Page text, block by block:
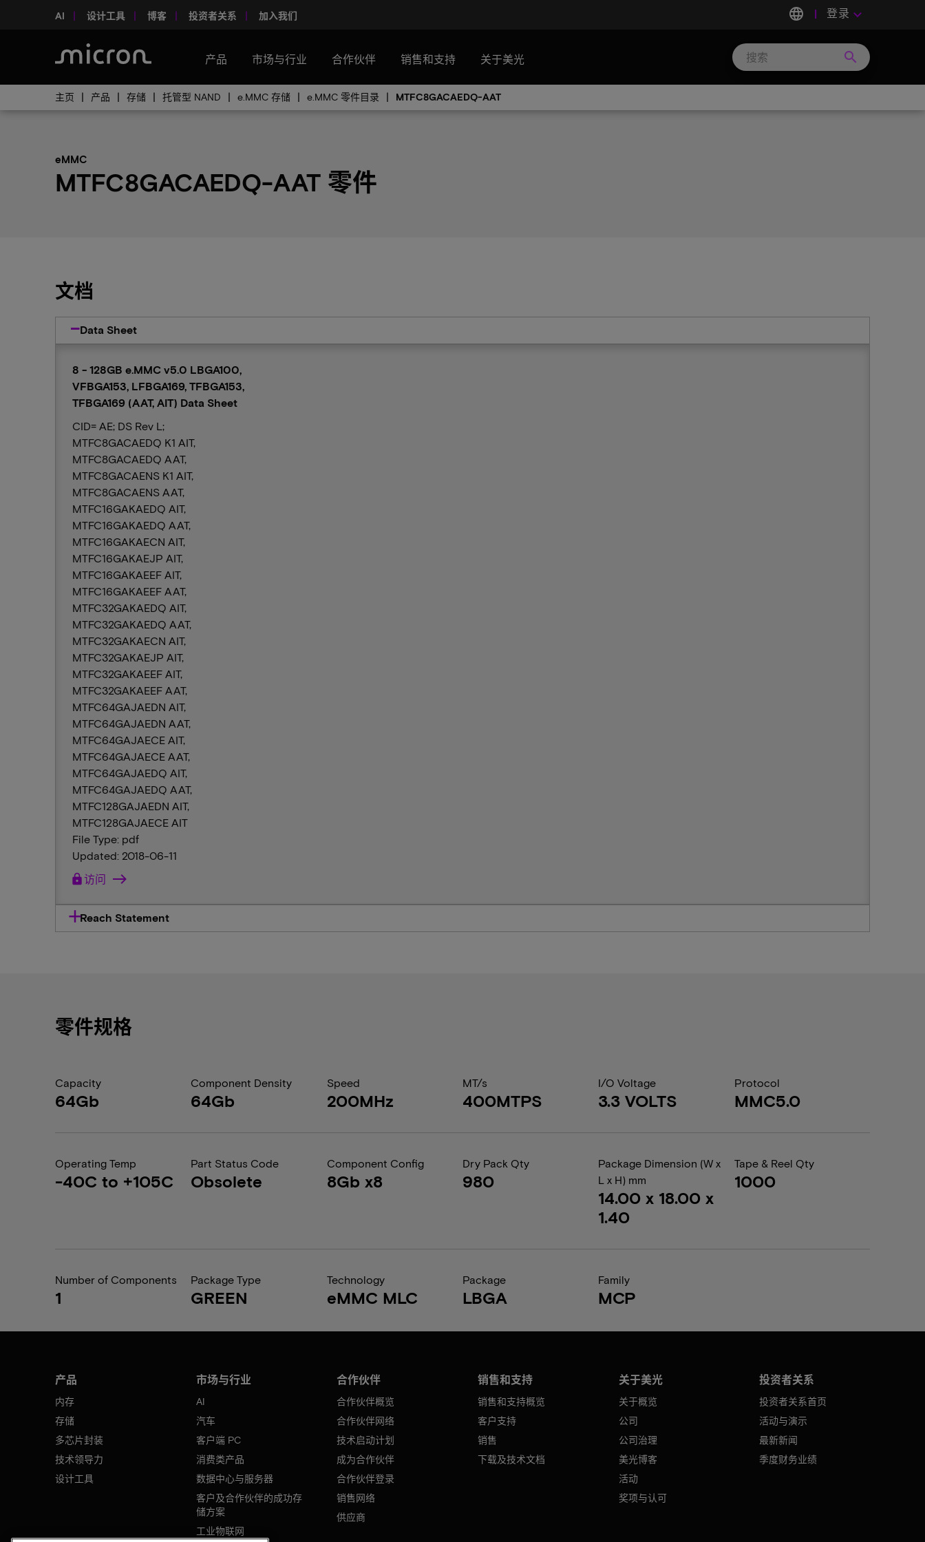
AI 设计工具 博客 投资者关系 加入我们 language 登录 keyboard_arrow_down
产品 市场与行业 合作伙伴 销售和支持 关于美光 search
主页 产品 存储 托管型 NAND e.MMC 存储 e.MMC 零件目录 MTFC8GACAEDQ-AAT
eMMC
MTFC8GACAEDQ-AAT 零件
文档
Data Sheet
8 - 128GB e.MMC v5.0 LBGA100,
VFBGA153, LFBGA169, TFBGA153,
TFBGA169 (AAT, AIT) Data Sheet
CID= AE; DS Rev L;
MTFC8GACAEDQ K1 AIT,
MTFC8GACAEDQ AAT,
MTFC8GACAENS K1 AIT,
MTFC8GACAENS AAT,
MTFC16GAKAEDQ AIT,
MTFC16GAKAEDQ AAT,
MTFC16GAKAECN AIT,
MTFC16GAKAEJP AIT,
MTFC16GAKAEEF AIT,
MTFC16GAKAEEF AAT,
MTFC32GAKAEDQ AIT,
MTFC32GAKAEDQ AAT,
MTFC32GAKAECN AIT,
MTFC32GAKAEJP AIT,
MTFC32GAKAEEF AIT,
MTFC32GAKAEEF AAT,
MTFC64GAJAEDN AIT,
MTFC64GAJAEDN AAT,
MTFC64GAJAECE AIT,
MTFC64GAJAECE AAT,
MTFC64GAJAEDQ AIT,
MTFC64GAJAEDQ AAT,
MTFC128GAJAEDN AIT,
MTFC128GAJAECE AIT
File Type: pdf
Updated: 2018-06-11
lock访问
Reach Statement
零件规格
Capacity
64Gb
Component Density
64Gb
Speed
200MHz
MT/s
400MTPS
I/O Voltage
3.3 VOLTS
Protocol
MMC5.0
Operating Temp
-40C to +105C
Part Status Code
Obsolete
Component Config
8Gb x8
Dry Pack Qty
980
Package Dimension (W x
L x H) mm
14.00 x 18.00 x
1.40
Tape & Reel Qty
1000
Number of Components
1
Package Type
GREEN
Technology
eMMC MLC
Package
LBGA
Family
MCP
产品
内存
存储
多芯片封装
技术领导力
设计工具
市场与行业
AI
汽车
客户端 PC
消费类产品
数据中心与服务器
客户及合作伙伴的成功存
储方案
工业物联网
合作伙伴
合作伙伴概览
合作伙伴网络
技术启动计划
成为合作伙伴
合作伙伴登录
销售网络
供应商
销售和支持
销售和支持概览
客户支持
销售
下载及技术文档
关于美光
关于概览
公司
公司治理
美光博客
活动
奖项与认可
投资者关系
投资者关系首页
活动与演示
最新新闻
季度财务业绩